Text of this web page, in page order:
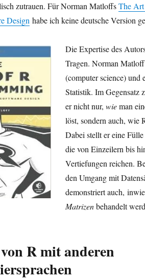
zutrauen. Für Norman MatloffsThe
Design habe ich keine deutsche Version
Die Expertise des
Tragen. Norman
(computer science) und
Statistik. Im Gegensatz
er nicht nur, wieman
löst, sondern auch, wie
Dabei stellt er eine
die von Einzeilern bis
Vertiefungen reichen.
den Umgang mit
demonstriert auch,
Matrizenbehandelt
R mit anderen